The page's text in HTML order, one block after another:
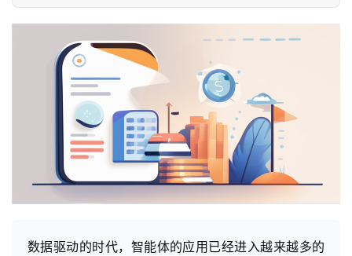
数据驱动的时代，智能体的应用已经进入越来越多的